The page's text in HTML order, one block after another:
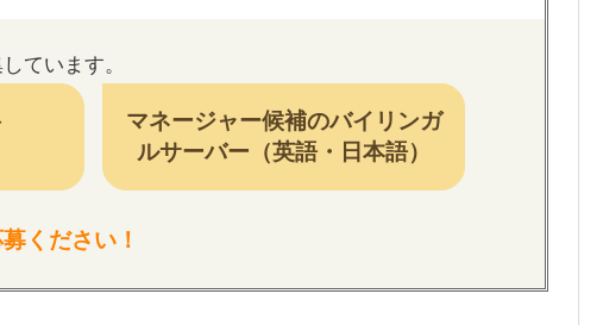
ています。
マネージャー候補のバイリンガ
ルサーバー（英語・日本語）
ください！